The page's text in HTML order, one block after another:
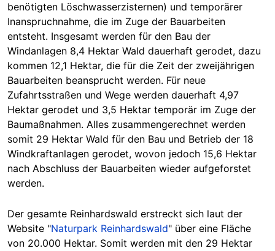
benötigten Löschwasserzisternen) und temporärer
Inanspruchnahme, die im Zuge der Bauarbeiten
entsteht. Insgesamt werden für den Bau der
Windanlagen 8,4 Hektar Wald dauerhaft gerodet, dazu
kommen 12,1 Hektar, die für die Zeit der zweijährigen
Bauarbeiten beansprucht werden. Für neue
Zufahrtsstraßen und Wege werden dauerhaft 4,97
Hektar gerodet und 3,5 Hektar temporär im Zuge der
Baumaßnahmen. Alles zusammengerechnet werden
somit 29 Hektar Wald für den Bau und Betrieb der 18
Windkraftanlagen gerodet, wovon jedoch 15,6 Hektar
nach Abschluss der Bauarbeiten wieder aufgeforstet
werden.
Der gesamte Reinhardswald erstreckt sich laut der
Website "Naturpark Reinhardswald" über eine Fläche
von 20.000 Hektar. Somit werden mit den 29 Hektar